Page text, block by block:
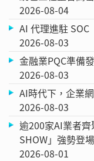
2026-08-04
AI 代理進駐
2026-08-03
金融業PQC準備
2026-08-03
AI時代下，企業
2026-08-03
逾200家AI業者齊
SHOW」強勢登場
2026-08-01